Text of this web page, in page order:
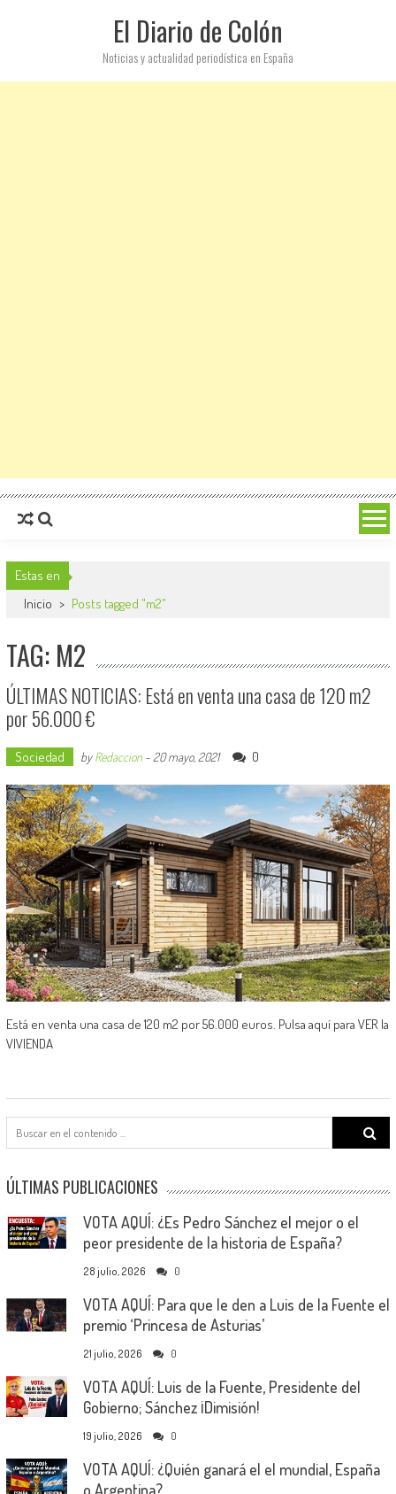
El Diario de Colón
Noticias y actualidad periodística en España
Estas en
Inicio > Posts tagged "m2"
TAG: M2
ÚLTIMAS NOTICIAS: Está en venta una casa de 120 m2
por 56.000 €
Sociedad byRedaccion- 20 mayo, 2021 0
Está en venta una casa de 120 m2 por 56.000 euros. Pulsa aquí para VER la
VIVIENDA
Search
ÚLTIMAS PUBLICACIONES
VOTA AQUÍ: ¿Es Pedro Sánchez el mejor o el
peor presidente de la historia de España?
28 julio, 2026 0
VOTA AQUÍ: Para que le den a Luis de la Fuente el
premio ‘Princesa de Asturias’
21 julio, 2026 0
VOTA AQUÍ: Luis de la Fuente, Presidente del
Gobierno; Sánchez ¡Dimisión!
19 julio, 2026 0
VOTA AQUÍ: ¿Quién ganará el el mundial, España
o Argentina?